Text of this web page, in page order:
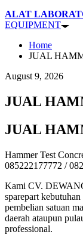
ALAT
EQUIPMENT
Home
JUAL
August 9, 2026
JUAL
JUAL
Hammer Test
085222177772 /
Kami CV.
sparepart
pembelian satuan
daerah ataupun
professional.